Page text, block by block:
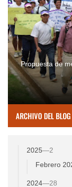
Propuesta de
ARCHIVO DEL BLOG
2025—2
Febrero
2024—28